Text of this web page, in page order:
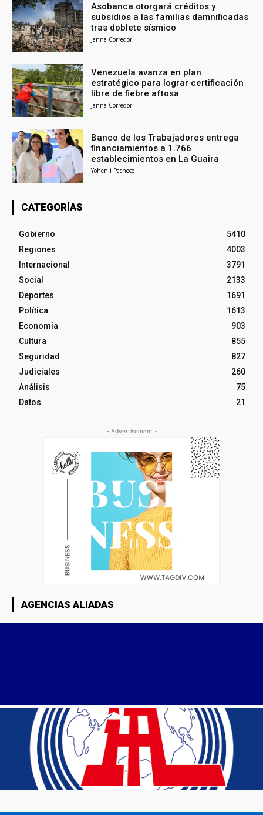
Asobanca otorgará créditos y
subsidios a las familias damnificadas
tras doblete sísmico
Janna Corredor
Venezuela avanza en plan
estratégico para lograr certificación
libre de fiebre aftosa
Janna Corredor
Banco de los Trabajadores entrega
financiamientos a 1.766
establecimientos en La Guaira
Yohenli Pacheco
CATEGORÍAS
Gobierno
5410
Regiones
4003
Internacional
3791
Social
2133
Deportes
1691
Política
1613
Economía
903
Cultura
855
Seguridad
827
Judiciales
260
Análisis
75
Datos
21
- Advertisement -
AGENCIAS ALIADAS